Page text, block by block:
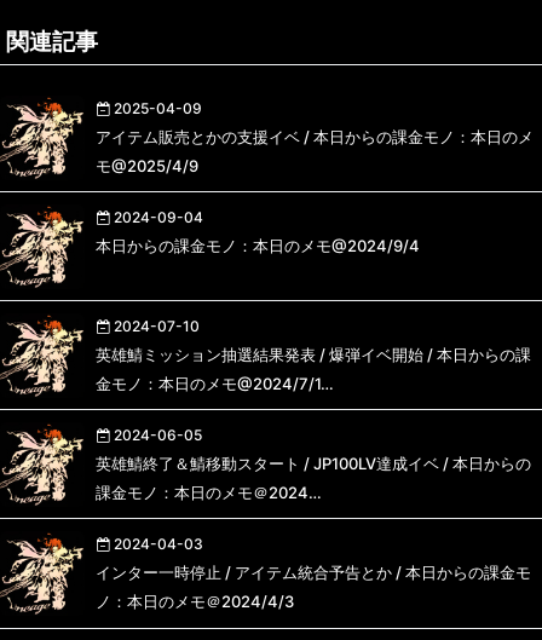
関連記事
2025-04-09
アイテム販売とかの支援イベ / 本日からの課金モノ：本日のメ
モ@2025/4/9
2024-09-04
本日からの課金モノ：本日のメモ@2024/9/4
2024-07-10
英雄鯖ミッション抽選結果発表 / 爆弾イベ開始 / 本日からの課
金モノ：本日のメモ@2024/7/1…
2024-06-05
英雄鯖終了＆鯖移動スタート / JP100LV達成イベ / 本日からの
課金モノ：本日のメモ＠2024…
2024-04-03
インター一時停止 / アイテム統合予告とか / 本日からの課金モ
ノ：本日のメモ＠2024/4/3